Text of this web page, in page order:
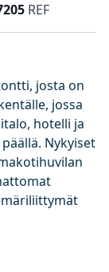
REF
josta on
jossa
hotelli ja
Nykyiset